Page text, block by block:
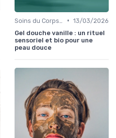
• 13/03/2026
Gel douche vanille : un rituel
sensoriel et bio pour une
peau douce